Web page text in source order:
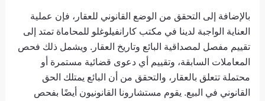
بالإضافة إلى التحقق من الوضع القانوني للعقار، فإن عملية
العناية الواجبة لدينا في مكتب كارانفيلوغلو للمحاماة تمتد إلى
تقييم مفصل لمصداقية البائع وتاريخ العقار. ويشمل ذلك فحص
المعاملات السابقة، وتقييم أي دعوى قضائية مستمرة أو
محتملة تتعلق بالعقار، والتحقق من أن البائع يمتلك الحق
القانوني في البيع. يقوم مستشارونا القانونيون أيضًا بفحص